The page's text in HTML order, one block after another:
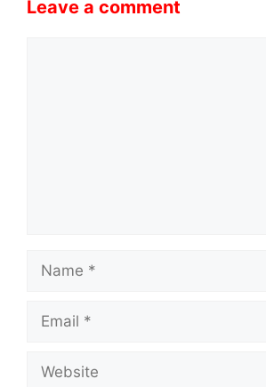
Leave a comment
Name
Email
Website